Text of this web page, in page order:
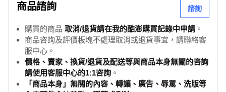
商品諮詢 諮詢
購買的商品 取消/退貨請在我的酷澎購買記錄中申請 。
商品咨詢及評價板塊不處理取消或退貨事宜，請聯絡客
服中心。
價格、賣家、換貨/退貨及配送等與商品本身無關的咨詢
請使用客服中心的1:1咨詢 。
「商品本身」無關的內容、轉讓、廣告、辱罵、洗版等